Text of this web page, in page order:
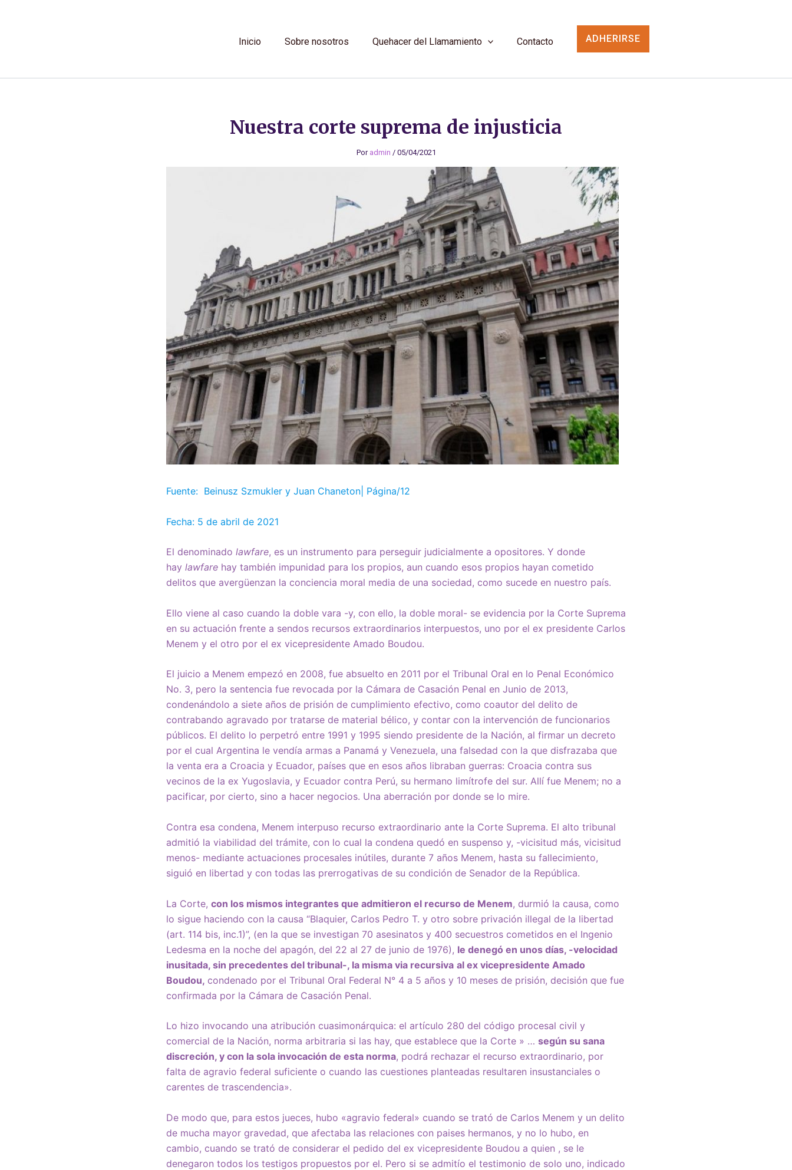
Inicio Sobre nosotros Quehacer del Llamamiento Contacto ADHERIRSE
Nuestra corte suprema de injusticia
Por admin / 05/04/2021
Fuente: Beinusz Szmukler y Juan Chaneton| Página/12
Fecha: 5 de abril de 2021
El denominado lawfare, es un instrumento para perseguir judicialmente a opositores. Y donde
hay lawfare hay también impunidad para los propios, aun cuando esos propios hayan cometido
delitos que avergüenzan la conciencia moral media de una sociedad, como sucede en nuestro país.
Ello viene al caso cuando la doble vara -y, con ello, la doble moral- se evidencia por la Corte Suprema
en su actuación frente a sendos recursos extraordinarios interpuestos, uno por el ex presidente Carlos
Menem y el otro por el ex vicepresidente Amado Boudou.
El juicio a Menem empezó en 2008, fue absuelto en 2011 por el Tribunal Oral en lo Penal Económico
No. 3, pero la sentencia fue revocada por la Cámara de Casación Penal en Junio de 2013,
condenándolo a siete años de prisión de cumplimiento efectivo, como coautor del delito de
contrabando agravado por tratarse de material bélico, y contar con la intervención de funcionarios
públicos. El delito lo perpetró entre 1991 y 1995 siendo presidente de la Nación, al firmar un decreto
por el cual Argentina le vendía armas a Panamá y Venezuela, una falsedad con la que disfrazaba que
la venta era a Croacia y Ecuador, países que en esos años libraban guerras: Croacia contra sus
vecinos de la ex Yugoslavia, y Ecuador contra Perú, su hermano limítrofe del sur. Allí fue Menem; no a
pacificar, por cierto, sino a hacer negocios. Una aberración por donde se lo mire.
Contra esa condena, Menem interpuso recurso extraordinario ante la Corte Suprema. El alto tribunal
admitió la viabilidad del trámite, con lo cual la condena quedó en suspenso y, -vicisitud más, vicisitud
menos- mediante actuaciones procesales inútiles, durante 7 años Menem, hasta su fallecimiento,
siguió en libertad y con todas las prerrogativas de su condición de Senador de la República.
La Corte, con los mismos integrantes que admitieron el recurso de Menem, durmió la causa, como
lo sigue haciendo con la causa “Blaquier, Carlos Pedro T. y otro sobre privación illegal de la libertad
(art. 114 bis, inc.1)”, (en la que se investigan 70 asesinatos y 400 secuestros cometidos en el Ingenio
Ledesma en la noche del apagón, del 22 al 27 de junio de 1976), le denegó en unos días, -velocidad
inusitada, sin precedentes del tribunal-, la misma via recursiva al ex vicepresidente Amado
Boudou, condenado por el Tribunal Oral Federal N° 4 a 5 años y 10 meses de prisión, decisión que fue
confirmada por la Cámara de Casación Penal.
Lo hizo invocando una atribución cuasimonárquica: el artículo 280 del código procesal civil y
comercial de la Nación, norma arbitraria si las hay, que establece que la Corte » … según su sana
discreción, y con la sola invocación de esta norma, podrá rechazar el recurso extraordinario, por
falta de agravio federal suficiente o cuando las cuestiones planteadas resultaren insustanciales o
carentes de trascendencia».
De modo que, para estos jueces, hubo «agravio federal» cuando se trató de Carlos Menem y un delito
de mucha mayor gravedad, que afectaba las relaciones con paises hermanos, y no lo hubo, en
cambio, cuando se trató de considerar el pedido del ex vicepresidente Boudou a quien , se le
denegaron todos los testigos propuestos por el. Pero si se admitío el testimonio de solo uno, indicado